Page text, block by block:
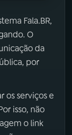
Fala.BR,
O
da
por
os serviços e
isso, não
o link